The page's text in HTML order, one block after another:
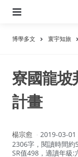
博學多文 寰宇知旅
寮國龍坡
計畫
作
者：
楊宗愈
2019-03-01
2306字，閱讀時間約
SR值498，適讀年級: